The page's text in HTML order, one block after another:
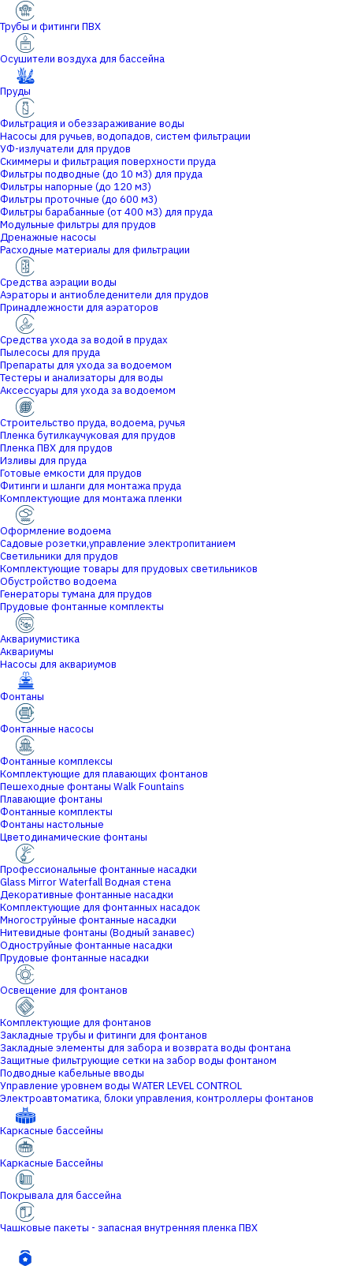
Трубы и фитинги ПВХ
Осушители воздуха для бассейна
Пруды
Фильтрация и обеззараживание воды
Насосы для ручьев, водопадов, систем фильтрации
УФ-излучатели для прудов
Скиммеры и фильтрация поверхности пруда
Фильтры подводные (до 10 м3) для пруда
Фильтры напорные (до 120 м3)
Фильтры проточные (до 600 м3)
Фильтры барабанные (от 400 м3) для пруда
Модульные фильтры для прудов
Дренажные насосы
Расходные материалы для фильтрации
Средства аэрации воды
Аэраторы и антиобледенители для прудов
Принадлежности для аэраторов
Средства ухода за водой в прудах
Пылесосы для пруда
Препараты для ухода за водоемом
Тестеры и анализаторы для воды
Аксессуары для ухода за водоемом
Строительство пруда, водоема, ручья
Пленка бутилкаучуковая для прудов
Пленка ПВХ для прудов
Изливы для пруда
Готовые емкости для прудов
Фитинги и шланги для монтажа пруда
Комплектующие для монтажа пленки
Оформление водоема
Садовые розетки,управление электропитанием
Светильники для прудов
Комплектующие товары для прудовых светильников
Обустройство водоема
Генераторы тумана для прудов
Прудовые фонтанные комплекты
Аквариумистика
Аквариумы
Насосы для аквариумов
Фонтаны
Фонтанные насосы
Фонтанные комплексы
Комплектующие для плавающих фонтанов
Пешеходные фонтаны Walk Fountains
Плавающие фонтаны
Фонтанные комплекты
Фонтаны настольные
Цветодинамические фонтаны
Профессиональные фонтанные насадки
Glass Mirror Waterfall Водная стена
Декоративные фонтанные насадки
Комплектующие для фонтанных насадок
Многоструйные фонтанные насадки
Нитевидные фонтаны (Водный занавес)
Одноструйные фонтанные насадки
Прудовые фонтанные насадки
Освещение для фонтанов
Комплектующие для фонтанов
Закладные трубы и фитинги для фонтанов
Закладные элементы для забора и возврата воды фонтана
Защитные фильтрующие сетки на забор воды фонтаном
Подводные кабельные вводы
Управление уровнем воды WATER LEVEL CONTROL
Электроавтоматика, блоки управления, контроллеры фонтанов
Каркасные бассейны
Каркасные Бассейны
Покрывала для бассейна
Чашковые пакеты - запасная внутренняя пленка ПВХ